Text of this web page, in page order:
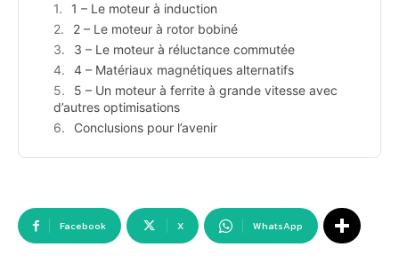
1 – Le moteur à induction
2 – Le moteur à rotor bobiné
3 – Le moteur à réluctance commutée
4 – Matériaux magnétiques alternatifs
5 – Un moteur à ferrite à grande vitesse avec
d’autres optimisations
Conclusions pour l’avenir
Facebook X WhatsApp